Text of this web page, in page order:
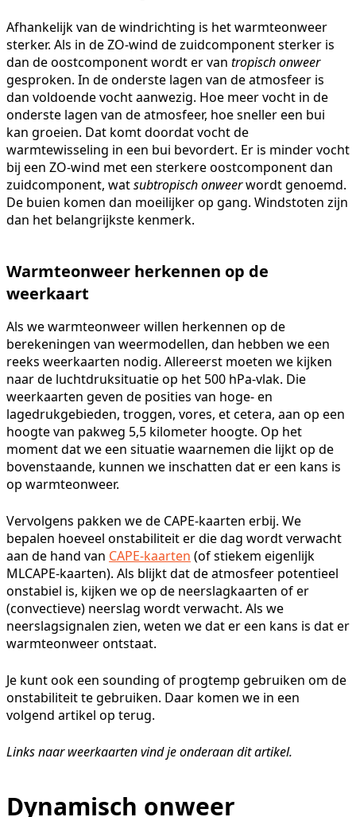
Afhankelijk van de windrichting is het warmteonweer
sterker. Als in de ZO-wind de zuidcomponent sterker is
dan de oostcomponent wordt er van tropisch onweer
gesproken. In de onderste lagen van de atmosfeer is
dan voldoende vocht aanwezig. Hoe meer vocht in de
onderste lagen van de atmosfeer, hoe sneller een bui
kan groeien. Dat komt doordat vocht de
warmtewisseling in een bui bevordert. Er is minder vocht
bij een ZO-wind met een sterkere oostcomponent dan
zuidcomponent, watsubtropisch onweerwordt genoemd.
De buien komen dan moeilijker op gang. Windstoten zijn
dan het belangrijkste kenmerk.
Warmteonweer herkennen op de
weerkaart
Als we warmteonweer willen herkennen op de
berekeningen van weermodellen, dan hebben we een
reeks weerkaarten nodig. Allereerst moeten we kijken
naar de luchtdruksituatie op het 500 hPa-vlak. Die
weerkaarten geven de posities van hoge- en
lagedrukgebieden, troggen, vores, et cetera, aan op een
hoogte van pakweg 5,5 kilometer hoogte. Op het
moment dat we een situatie waarnemen die lijkt op de
bovenstaande, kunnen we inschatten dat er een kans is
op warmteonweer.
Vervolgens pakken we de CAPE-kaarten erbij. We
bepalen hoeveel onstabiliteit er die dag wordt verwacht
aan de hand van CAPE-kaarten (of stiekem eigenlijk
MLCAPE-kaarten). Als blijkt dat de atmosfeer potentieel
onstabiel is, kijken we op de neerslagkaarten of er
(convectieve) neerslag wordt verwacht. Als we
neerslagsignalen zien, weten we dat er een kans is dat er
warmteonweer ontstaat.
Je kunt ook een sounding of progtemp gebruiken om de
onstabiliteit te gebruiken. Daar komen we in een
volgend artikel op terug.
Links naar weerkaarten vind je onderaan dit artikel.
Dynamisch onweer